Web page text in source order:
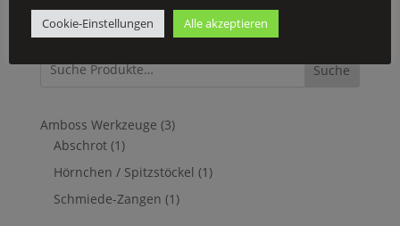
Suche
Amboss Werkzeuge 33
Abschrot 1 1
Produkt
Hörnchen / Spitzstöckel 1 1
Schmiede-Zangen 1 1
Cookie-Einstellungen Alle akzeptieren